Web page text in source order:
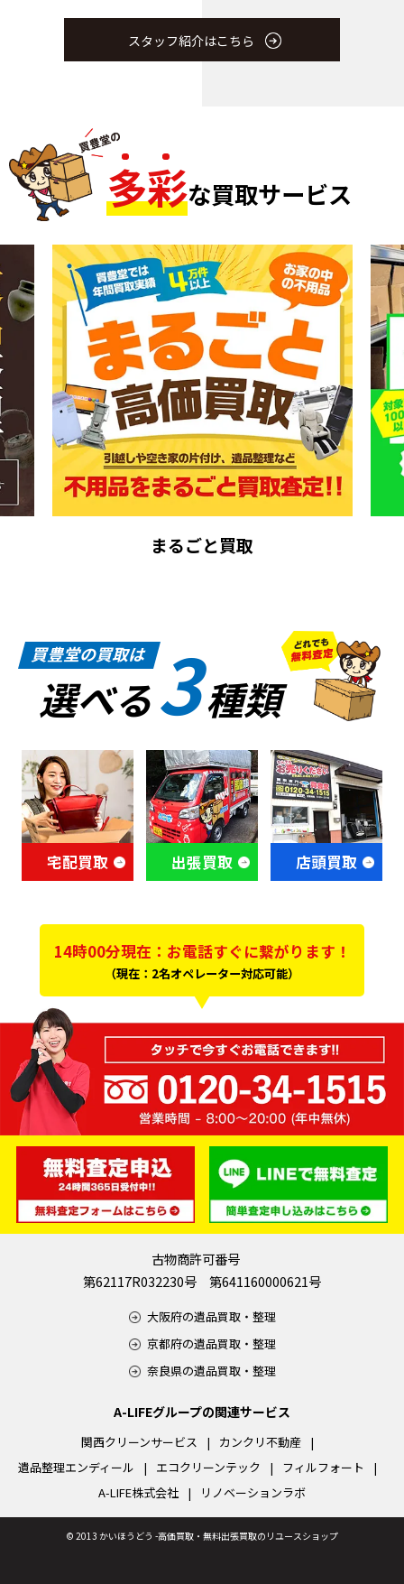
スタッフ紹介はこちら
多彩な買取サービス
まるごと買取
買豊堂の買取は
選べる3種類
宅配買取 出張買取 店頭買取
14時00分現在：お電話すぐに繋がります！
（現在：2名オペレーター対応可能）
古物商許可番号
第62117R032230号 第641160000621号
大阪府の遺品買取・整理
京都府の遺品買取・整理
奈良県の遺品買取・整理
A-LIFEグループの関連サービス
関西クリーンサービス
カンクリ不動産
遺品整理エンディール
エコクリーンテック
フィルフォート
A-LIFE株式会社
リノベーションラボ
© 2013 かいほうどう -高価買取・無料出張買取のリユースショップ